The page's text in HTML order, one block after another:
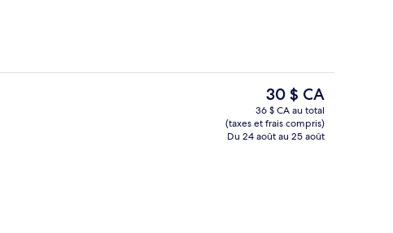
Bureau, rideaux d’obscurcissement,
Le
prix
actuel
est
30 $ CA
36 $ CA au total
(taxes et frais compris)
Du 24 août au 25 août